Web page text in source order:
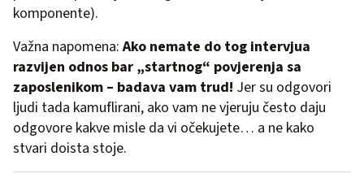
komponente).
Važna napomena:Ako nemate do tog intervjua
razvijen odnos bar „startnog“ povjerenja sa
zaposlenikom – badava vam trud! Jer su odgovori
ljudi tada kamuflirani, ako vam ne vjeruju često daju
odgovore kakve misle da vi očekujete… a ne kako
stvari doista stoje.